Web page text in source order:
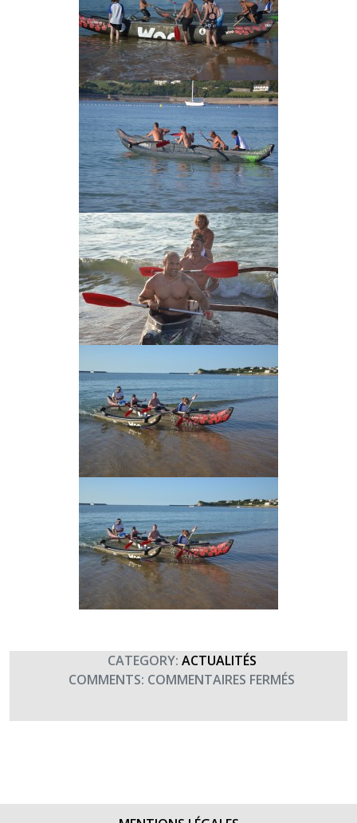
CATEGORY: ACTUALITÉS
COMMENTS: COMMENTAIRES FERMÉS
SMB